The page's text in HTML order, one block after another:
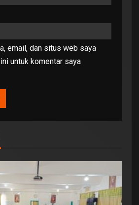
email, dan situs web saya
untuk komentar saya